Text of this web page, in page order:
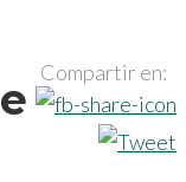
Compartir en: